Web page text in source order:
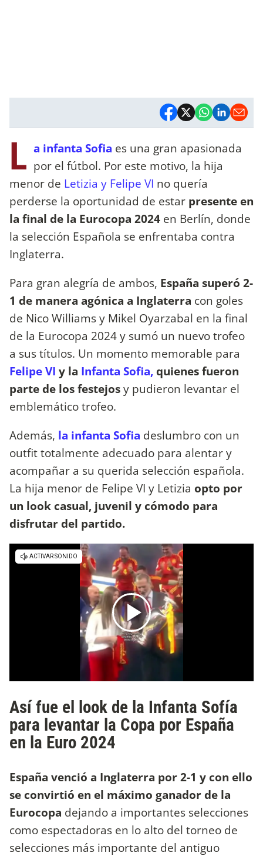
L a infanta Sofia es una gran apasionada
por el fútbol. Por este motivo, la hija
menor de Letizia y Felipe VI no quería
perderse la oportunidad de estar presente en
la final de la Eurocopa 2024 en Berlín, donde
la selección Española se enfrentaba contra
Inglaterra.
Para gran alegría de ambos, España superó 2-
1 de manera agónica a Inglaterra con goles
de Nico Williams y Mikel Oyarzabal en la final
de la Eurocopa 2024 y sumó un nuevo trofeo
a sus títulos. Un momento memorable para
Felipe VI y la Infanta Sofia,quienes fueron
parte de los festejosy pudieron levantar el
emblemático trofeo.
Además, la infanta Sofia deslumbro con un
outfit totalmente adecuado para alentar y
acompañar a su querida selección española.
La hija menor de Felipe VI y Letizia opto por
un look casual, juvenil y cómodo para
disfrutar del partido.
Así fue el look de la Infanta Sofía
para levantar la Copa por España
en la Euro 2024
España venció a Inglaterra por 2-1 y con ello
se convirtió en el máximo ganador de la
Eurocopa dejando a importantes selecciones
como espectadoras en lo alto del torneo de
selecciones más importante del antiguo